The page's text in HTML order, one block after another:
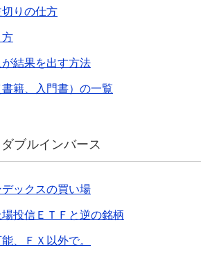
りの仕方
方
結果を出す方法
籍、入門書）の一覧
ブルインバース
ックスの買い場
投信ＥＴＦと逆の銘柄
、ＦＸ以外で。